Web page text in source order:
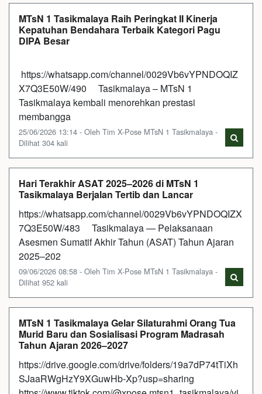
MTsN 1 Tasikmalaya Raih Peringkat II Kinerja
Kepatuhan Bendahara Terbaik Kategori Pagu
DIPA Besar
https://whatsapp.com/channel/0029Vb6vYPNDOQIZ
X7Q3E50W/490 Tasikmalaya – MTsN 1
Tasikmalaya kembali menorehkan prestasi
membangga
25/06/2026 13:14 - Oleh Tim X-Pose MTsN 1 Tasikmalaya -
Dilihat 304 kali
Hari Terakhir ASAT 2025–2026 di MTsN 1
Tasikmalaya Berjalan Tertib dan Lancar
https://whatsapp.com/channel/0029Vb6vYPNDOQIZX
7Q3E50W/483 Tasikmalaya — Pelaksanaan
Asesmen Sumatif Akhir Tahun (ASAT) Tahun Ajaran
2025–202
09/06/2026 08:58 - Oleh Tim X-Pose MTsN 1 Tasikmalaya -
Dilihat 952 kali
MTsN 1 Tasikmalaya Gelar Silaturahmi Orang Tua
Murid Baru dan Sosialisasi Program Madrasah
Tahun Ajaran 2026–2027
https://drive.google.com/drive/folders/19a7dP74tTiXh
SJaaRWgHzY9XGuwHb-Xp?usp=sharing